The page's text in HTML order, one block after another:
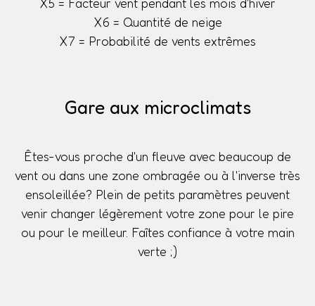
X5 = Facteur vent pendant les mois d'hiver
X6 = Quantité de neige
X7 = Probabilité de vents extrêmes
Gare aux microclimats
Êtes-vous proche d'un fleuve avec beaucoup de
vent ou dans une zone ombragée ou à l'inverse très
ensoleillée? Plein de petits paramètres peuvent
venir changer légèrement votre zone pour le pire
ou pour le meilleur. Faîtes confiance à votre main
verte ;)